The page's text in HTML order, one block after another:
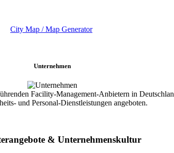
City Map / Map Generator
Unternehmen
Facility-Management-Anbietern in
und Personal-Dienstleistungen angeboten.
& Unternehmenskultur